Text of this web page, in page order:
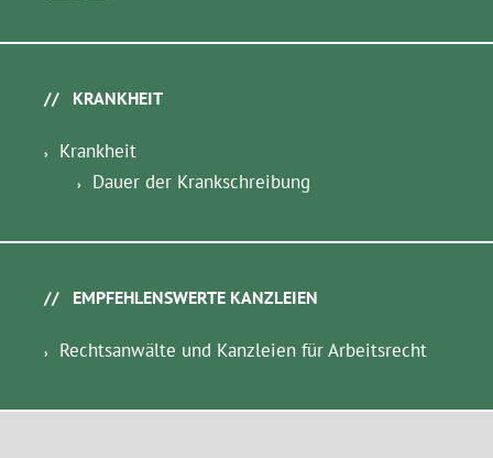
KRANKHEIT
Krankheit
Dauer der Krankschreibung
EMPFEHLENSWERTE KANZLEIEN
Rechtsanwälte und Kanzleien für Arbeitsrecht